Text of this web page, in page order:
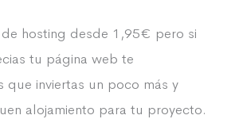
de hosting desde 1,95€ pero si
tu página web te
que inviertas un poco más y
alojamiento para tu proyecto.